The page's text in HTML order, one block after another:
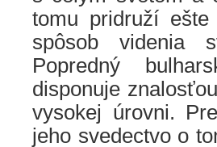
tomu pridruží
spôsob videnia
Popredný
disponuje
vysokej úrovni.
jeho svedectvo o